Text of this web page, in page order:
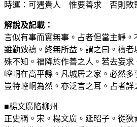
時運：可遇貴人 惟要善求 否則
解說及記載：
言似有事而實無事。占者但當主靜。
雖勤致禱。終無所益。謂之曰。禱者
殊不知。福降於作善之人。若去妄求
崆峒在高平縣。凡城居之家。必然多
豈特崆峒為然。亦泛言之耳。占者詳
■楊文廣陷柳州
正史稱。宋。楊文廣。延昭子。從狄